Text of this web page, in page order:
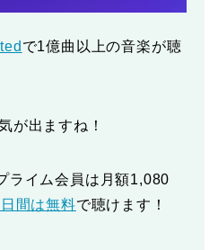
で1億曲以上の音楽が聴
が出ますね！
ライム会員は月額1,080
間は無料で聴けます！